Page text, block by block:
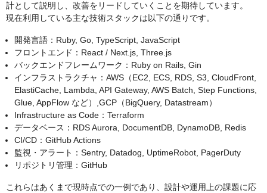
計として説明し、改善をリードしていくことを期待しています。
現在利用している主な技術スタックは以下の通りです。
開発言語：Ruby, Go, TypeScript, JavaScript
フロントエンド：React / Next.js, Three.js
バックエンドフレームワーク：Ruby on Rails, Gin
インフラストラクチャ：AWS（EC2, ECS, RDS, S3, CloudFront,
ElastiCache, Lambda, API Gateway, AWS Batch, Step Functions,
Glue, AppFlow など）,GCP（BigQuery, Datastream）
Infrastructure as Code：Terraform
データベース：RDS Aurora, DocumentDB, DynamoDB, Redis
CI/CD：GitHub Actions
監視・アラート：Sentry, Datadog, UptimeRobot, PagerDuty
リポジトリ管理：GitHub
これらはあくまで現時点での一例であり、設計や運用上の課題に応